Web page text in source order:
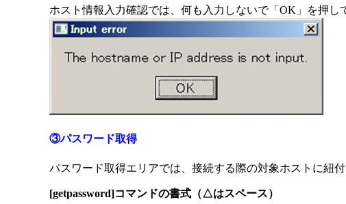
ホスト情報入力確認では、何も入力しないで「OK」を押
③パスワード取得
パスワード取得エリアでは、接続する際の対象ホストに紐
[getpassword]コマンドの書式（△はスペース）